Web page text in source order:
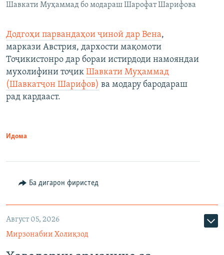
Шавкати Муҳаммад бо модараш Шарофат Шарифова
Додгоҳи парвандаҳои ҷиноӣ дар Вена,
маркази Австрия, дархости мақомоти
Тоҷикистонро дар бораи истирдоди намояндаи
мухолифини тоҷик Шавкати Муҳаммад
(Шавкатҷон Шарифов) ва модару бародараш
рад кардааст.
Идома
Ба дигарон фиристед
Август 05, 2026
Мирзонабии Холиқзод